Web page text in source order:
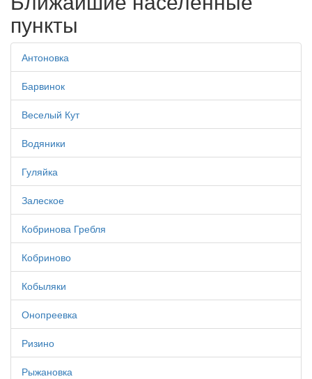
пункты
Антоновка
Барвинок
Веселый Кут
Водяники
Гуляйка
Залеское
Кобринова Гребля
Кобриново
Кобыляки
Онопреевка
Ризино
Рыжановка